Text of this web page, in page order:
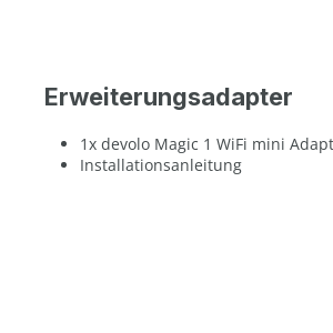
Erweiterungsadapter
1x devolo Magic 1 WiFi mini
Installationsanleitung